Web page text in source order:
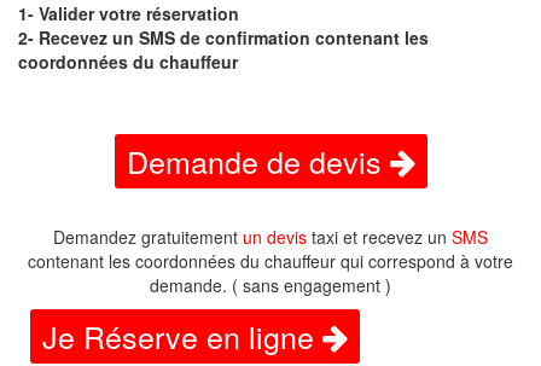
1- Valider votre réservation
2- Recevez un SMS de confirmation contenant les
coordonnées du chauffeur
Demande de devis
Demandez gratuitement un devis taxi et recevez un SMS
contenant les coordonnées du chauffeur qui correspond à votre
demande. ( sans engagement )
Je Réserve en ligne